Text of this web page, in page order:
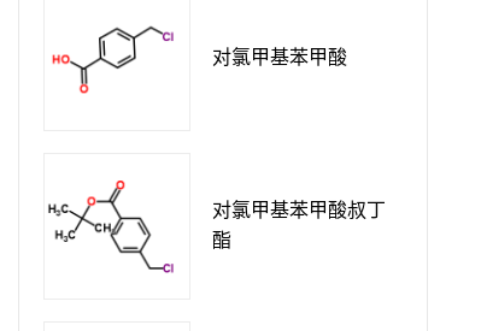
对氯甲基苯甲酸
对氯甲基苯甲酸叔丁
酯